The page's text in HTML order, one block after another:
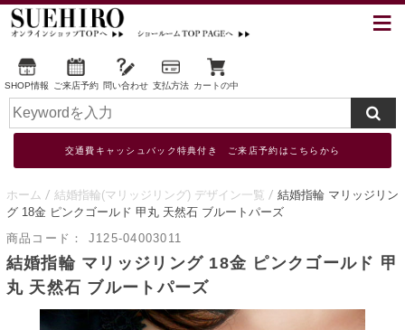
SHOP情報 ご来店予約 問い合わせ 支払方法 カートの中
交通費キャッシュバック特典付き ご来店予約はこちらから
ホーム 結婚指輪(マリッジリング) デザイン一覧
結婚指輪 マリッジリン
グ 18金 ピンクゴールド 甲丸 天然石 ブルートパーズ
商品コード：
J125-04003011
結婚指輪 マリッジリング 18金 ピンクゴールド 甲
丸 天然石 ブルートパーズ